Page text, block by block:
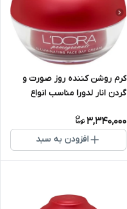
کرم روشن کننده روز صورت و
گردن انار لدورا مناسب انواع
3,340,000
افزودن به سبد